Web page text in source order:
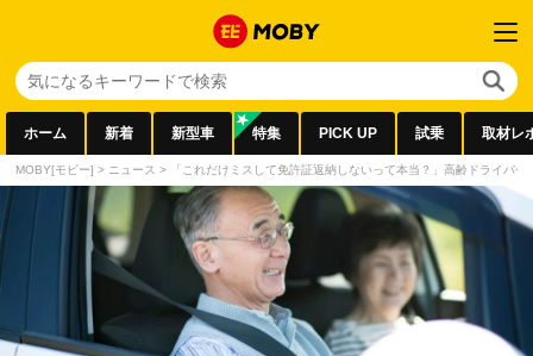
ホーム 新着 新型車 特集 PICK UP 試乗 取材レ
MOBY[モビー] > ニュース > 「これだけミスして免許証返納しないって本当？」高齢ドライバー